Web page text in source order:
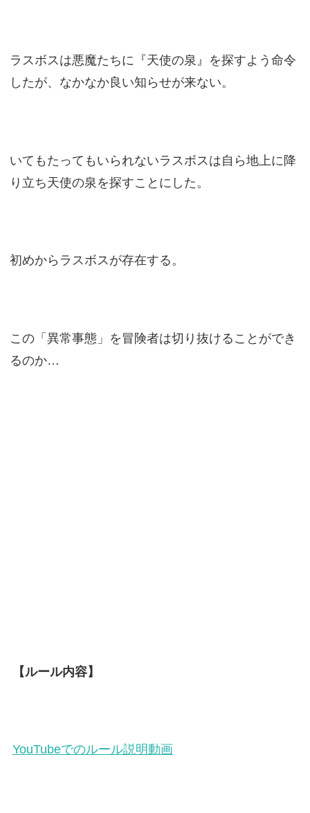
ラスボスは悪魔たちに『天使の泉』を探すよう命令
したが、なかなか良い知らせが来ない。
いてもたってもいられないラスボスは自ら地上に降
り立ち天使の泉を探すことにした。
初めからラスボスが存在する。
この「異常事態」を冒険者は切り抜けることができ
るのか…
【ルール内容】
YouTubeでのルール説明動画